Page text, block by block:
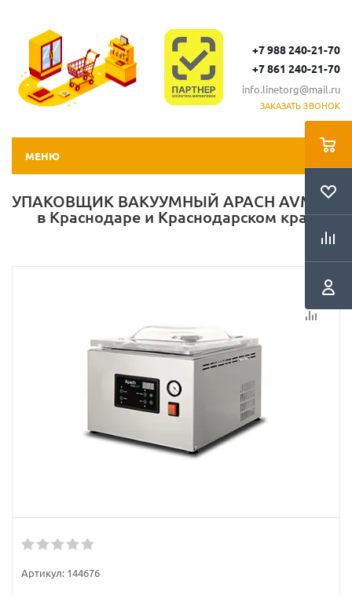
+7 988 240-21-70
+7 861 240-21-70
info.linetorg@mail.ru
ЗАКАЗАТЬ ЗВОНОК
МЕНЮ
УПАКОВЩИК ВАКУУМНЫЙ APACH AVM312
в Краснодаре и Краснодарском крае
Артикул: 144676